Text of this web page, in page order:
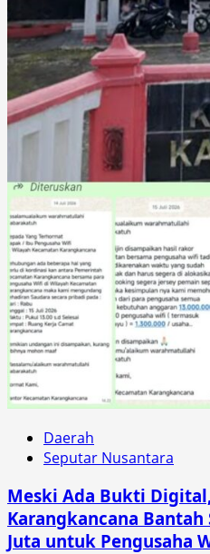
Daerah
Seputar Nusantara
Meski Ada Bukti
Karangkancana Bantah
Juta untuk Pengusaha